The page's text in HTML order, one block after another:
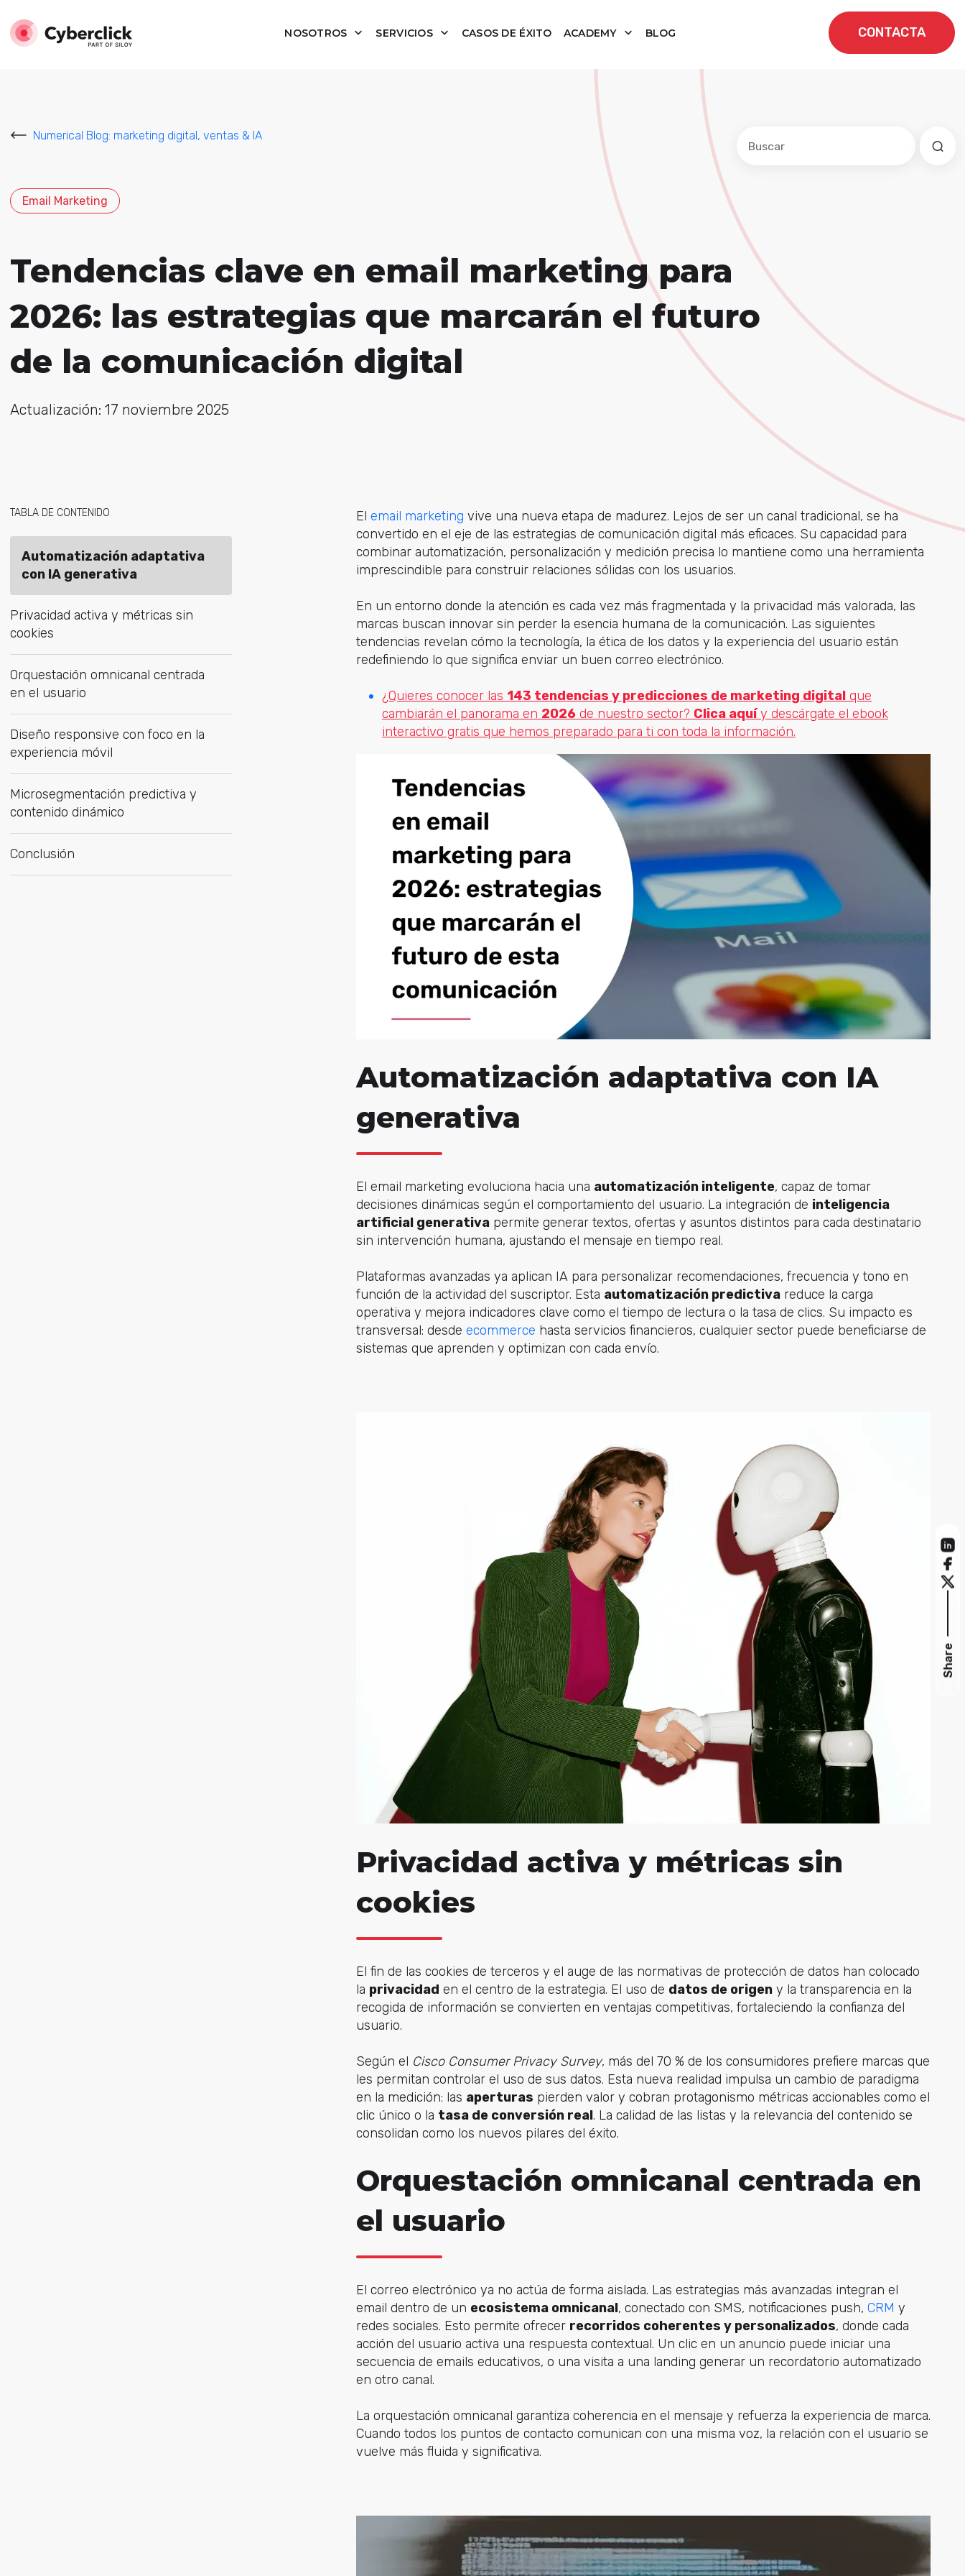
NOSOTROS SERVICIOS CASOS DE ÉXITO ACADEMY BLOG CONTACTA
Numerical Blog: marketing digital, ventas & IA
Email Marketing
Tendencias clave en email marketing para
2026: las estrategias que marcarán el futuro
de la comunicación digital
Actualización: 17 noviembre 2025
TABLA DE CONTENIDO
Automatización adaptativa
con IA generativa
Privacidad activa y métricas sin
cookies
Orquestación omnicanal centrada
en el usuario
Diseño responsive con foco en la
experiencia móvil
Microsegmentación predictiva y
contenido dinámico
Conclusión
El email marketing vive una nueva etapa de madurez. Lejos de ser un canal tradicional, se ha
convertido en el eje de las estrategias de comunicación digital más eficaces. Su capacidad para
combinar automatización, personalización y medición precisa lo mantiene como una herramienta
imprescindible para construir relaciones sólidas con los usuarios.
En un entorno donde la atención es cada vez más fragmentada y la privacidad más valorada, las
marcas buscan innovar sin perder la esencia humana de la comunicación. Las siguientes
tendencias revelan cómo la tecnología, la ética de los datos y la experiencia del usuario están
redefiniendo lo que significa enviar un buen correo electrónico.
¿Quieres conocer las 143 tendencias y predicciones de marketing digital que
cambiarán el panorama en 2026 de nuestro sector? Clica aquíy descárgate el ebook
interactivo gratis que hemos preparado para ti con toda la información.
Automatización adaptativa con IA
generativa
El email marketing evoluciona hacia una automatización inteligente, capaz de tomar
decisiones dinámicas según el comportamiento del usuario. La integración de inteligencia
artificial generativa permite generar textos, ofertas y asuntos distintos para cada destinatario
sin intervención humana, ajustando el mensaje en tiempo real.
Plataformas avanzadas ya aplican IA para personalizar recomendaciones, frecuencia y tono en
función de la actividad del suscriptor. Esta automatización predictiva reduce la carga
operativa y mejora indicadores clave como el tiempo de lectura o la tasa de clics. Su impacto es
transversal: desde ecommerce hasta servicios financieros, cualquier sector puede beneficiarse de
sistemas que aprenden y optimizan con cada envío.
Privacidad activa y métricas sin
cookies
El fin de las cookies de terceros y el auge de las normativas de protección de datos han colocado
la privacidad en el centro de la estrategia. El uso de datos de origen y la transparencia en la
recogida de información se convierten en ventajas competitivas, fortaleciendo la confianza del
usuario.
Según el Cisco Consumer Privacy Survey, más del 70 % de los consumidores prefiere marcas que
les permitan controlar el uso de sus datos. Esta nueva realidad impulsa un cambio de paradigma
en la medición: las aperturas pierden valor y cobran protagonismo métricas accionables como el
clic único o la tasa de conversión real. La calidad de las listas y la relevancia del contenido se
consolidan como los nuevos pilares del éxito.
Orquestación omnicanal centrada en
el usuario
El correo electrónico ya no actúa de forma aislada. Las estrategias más avanzadas integran el
email dentro de un ecosistema omnicanal, conectado con SMS, notificaciones push, CRM y
redes sociales. Esto permite ofrecer recorridos coherentes y personalizados, donde cada
acción del usuario activa una respuesta contextual. Un clic en un anuncio puede iniciar una
secuencia de emails educativos, o una visita a una landing generar un recordatorio automatizado
en otro canal.
La orquestación omnicanal garantiza coherencia en el mensaje y refuerza la experiencia de marca.
Cuando todos los puntos de contacto comunican con una misma voz, la relación con el usuario se
vuelve más fluida y significativa.
Share